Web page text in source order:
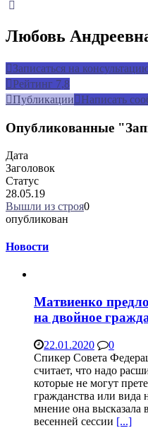
Любовь
Записаться на
Рейтинг 7,8
Публикации
Написать
Опубликованные
Дата
Заголовок
Статус
28.05.19
Вышли из строя0
опубликован
Новости
Матвиенко
на двойное
22.01.2020
0
Спикер Совета
считает, что надо
которые не могут
гражданства или вида
мнение она высказала
весенней сессии [...]